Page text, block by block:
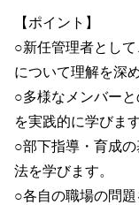
【ポイント】
○新任管理者として
について理解を深
○多様なメンバー
を実践的に学びます
○部下指導・育成
法を学びます。
○各自の職場の問